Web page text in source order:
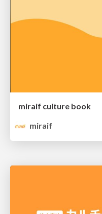
miraif culture book
miraif